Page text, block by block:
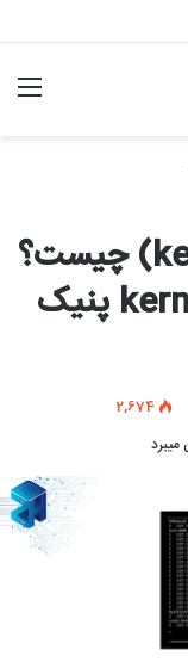
کرنل پنیک (kernel panic) چیست؟
چگونه هنگام kernel panic پنیک
2,674